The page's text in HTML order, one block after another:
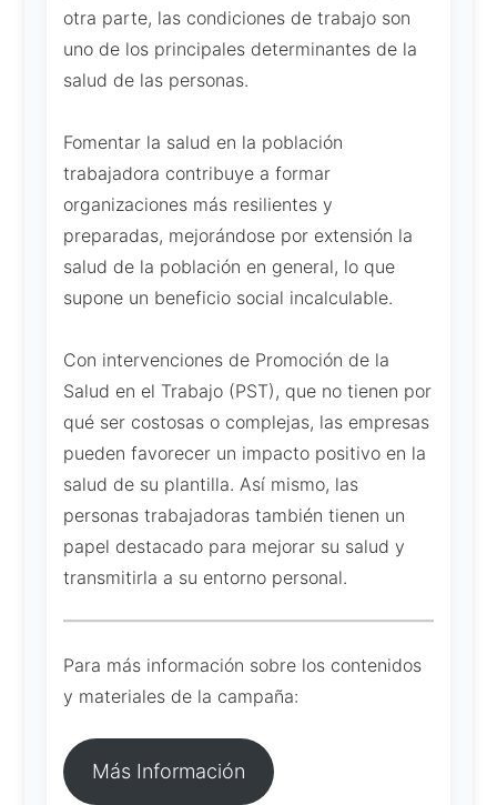
otra parte, las condiciones de trabajo son
uno de los principales determinantes de la
salud de las personas.
Fomentar la salud en la población
trabajadora contribuye a formar
organizaciones más resilientes y
preparadas, mejorándose por extensión la
salud de la población en general, lo que
supone un beneficio social incalculable.
Con intervenciones de Promoción de la
Salud en el Trabajo (PST), que no tienen por
qué ser costosas o complejas, las empresas
pueden favorecer un impacto positivo en la
salud de su plantilla. Así mismo, las
personas trabajadoras también tienen un
papel destacado para mejorar su salud y
transmitirla a su entorno personal.
Para más información sobre los contenidos
y materiales de la campaña:
Más Información